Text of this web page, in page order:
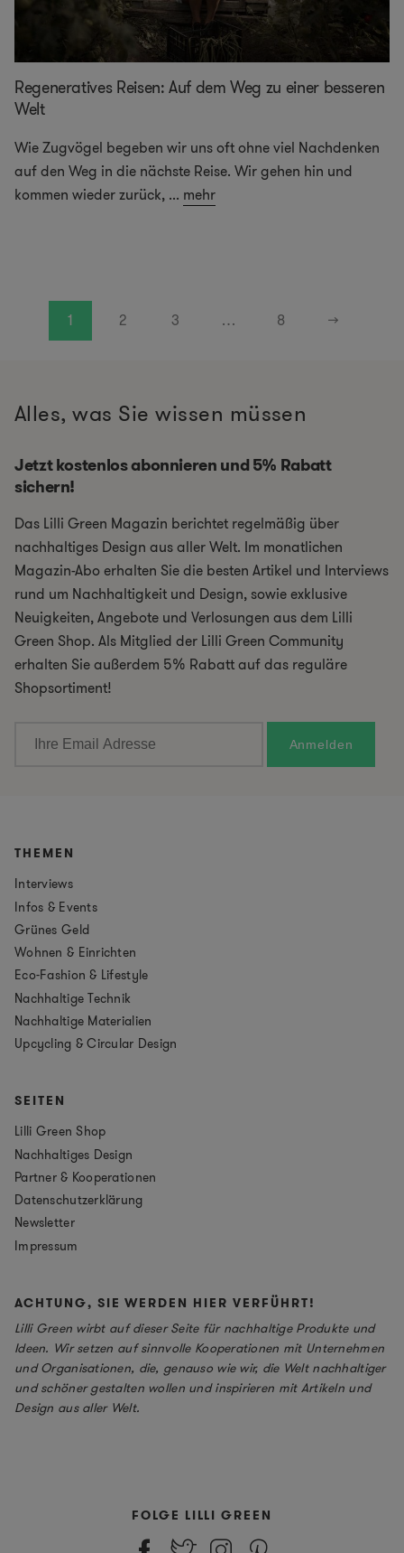
Regeneratives Reisen: Auf dem Weg zu einer besseren
Welt
Wie Zugvögel begeben wir uns oft ohne viel Nachdenken
auf den Weg in die nächste Reise. Wir gehen hin und
kommen wieder zurück, ... mehr
1 2 3 … 8 →
Alles, was Sie wissen müssen
Jetzt kostenlos abonnieren und 5% Rabatt
sichern!
Das Lilli Green Magazin berichtet regelmäßig über
nachhaltiges Design aus aller Welt. Im monatlichen
Magazin-Abo erhalten Sie die besten Artikel und Interviews
rund um Nachhaltigkeit und Design, sowie exklusive
Neuigkeiten, Angebote und Verlosungen aus dem Lilli
Green Shop. Als Mitglied der Lilli Green Community
erhalten Sie außerdem 5% Rabatt auf das reguläre
Shopsortiment!
THEMEN
Interviews
Infos & Events
Grünes Geld
Wohnen & Einrichten
Eco-Fashion & Lifestyle
Nachhaltige Technik
Nachhaltige Materialien
Upcycling & Circular Design
SEITEN
Lilli Green Shop
Nachhaltiges Design
Partner & Kooperationen
Datenschutzerklärung
Newsletter
Impressum
ACHTUNG, SIE WERDEN HIER VERFÜHRT!
Lilli Green wirbt auf dieser Seite für nachhaltige Produkte und
Ideen. Wir setzen auf sinnvolle Kooperationen mit Unternehmen
und Organisationen, die, genauso wie wir, die Welt nachhaltiger
und schöner gestalten wollen und inspirieren mit Artikeln und
Design aus aller Welt.
FOLGE LILLI GREEN